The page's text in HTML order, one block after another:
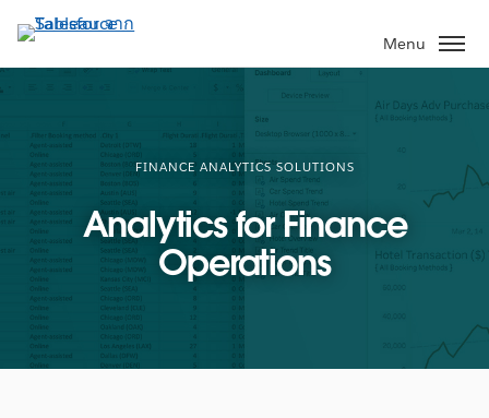
ไป
ที่
เนื้อหา
Menu
FINANCE ANALYTICS SOLUTIONS
Analytics for Finance
Operations